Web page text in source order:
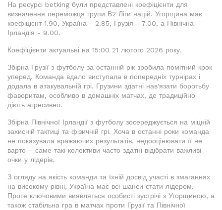
На ресурсі betking були представлені коефіцієнти для
визначення переможця групи В2 Ліги націй. Угорщина має
коефіцієнт 1.90, Україна - 2.85, Грузія - 7.00, а Північна
Ірландія - 9.00.
Коефіцієнти актуальні на 15:00 21 лютого 2026 року.
Збірна Грузії з футболу за останній рік зробила помітний крок
уперед. Команда вдало виступала в попередніх турнірах і
додала в атакувальній грі. Грузини здатні нав'язати боротьбу
фаворитам, особливо в домашніх матчах, де традиційно
діють агресивно.
Збірна Північної Ірландії з футболу зосереджується на міцній
захисній тактиці та фізичній грі. Хоча в останні роки команда
не показувала вражаючих результатів, недооцінювати її не
варто – саме такі колективи часто здатні відібрати важливі
очки у лідерів.
З огляду на якість команди та їхній досвід участі в змаганнях
на високому рівні, Україна має всі шанси стати лідером.
Проте ключовими виявляться особисті зустрічі з Угорщиною, а
також стабільна гра в матчах проти Грузії та Північної